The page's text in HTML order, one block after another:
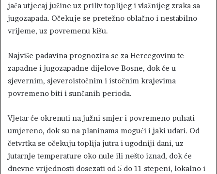
jača utjecaj južine uz priliv toplijeg i vlažnijeg zraka sa
jugozapada. Očekuje se pretežno oblačno i nestabilno
vrijeme, uz povremenu kišu.
Najviše padavina prognozira se za Hercegovinu te
zapadne i jugozapadne dijelove Bosne, dok će u
sjevernim, sjeveroistočnim i istočnim krajevima
povremeno biti i sunčanih perioda.
Vjetar će okrenuti na južni smjer i povremeno puhati
umjereno, dok su na planinama mogući i jaki udari. Od
četvrtka se očekuju toplija jutra i ugodniji dani, uz
jutarnje temperature oko nule ili nešto iznad, dok će
dnevne vrijednosti dosezati od 5 do 11 stepeni, lokalno i